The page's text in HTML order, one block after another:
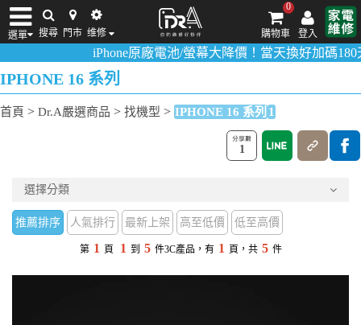
選單 搜尋 門市 维修 登入
0
購物車
筆電維修/價格 Android手機維修/價格 MacBook維修/價
iPhone原廠電池/螢幕大降價！當天換好加碼180天
IPHONE 16 系列
首頁 > Dr.A嚴選商品 > 找機型 > IPHONE 16 系列 1
1
選擇分類
推薦排序 人氣排行 最新上架 高至低價 低至高價
第 1 頁 1 到 5 件3C產品，有 1 頁，共 5 件